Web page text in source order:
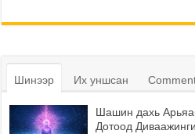
Шинээр Их уншсан
Шашин дахь
Дотоод